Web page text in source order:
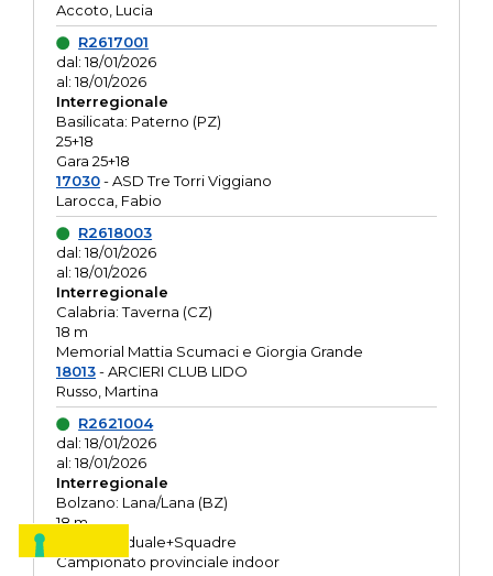
Accoto, Lucia
R2617001
dal: 18/01/2026
al: 18/01/2026
Interregionale
Basilicata: Paterno (PZ)
25+18
Gara 25+18
17030- ASD Tre Torri Viggiano
Larocca, Fabio
R2618003
dal: 18/01/2026
al: 18/01/2026
Interregionale
Calabria: Taverna (CZ)
18 m
Memorial Mattia Scumaci e Giorgia Grande
18013- ARCIERI CLUB LIDO
Russo, Martina
R2621004
dal: 18/01/2026
al: 18/01/2026
Interregionale
Bolzano: Lana/Lana (BZ)
18 m
O.R. Individuale+Squadre
Campionato provinciale indoor